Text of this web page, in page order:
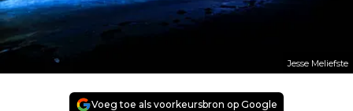
Jesse Meliefste
Voeg toe als voorkeursbron op Google